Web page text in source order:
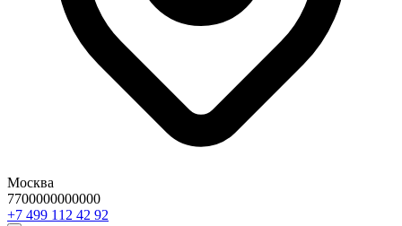
Москва
7700000000000
29 24 211 994 7+